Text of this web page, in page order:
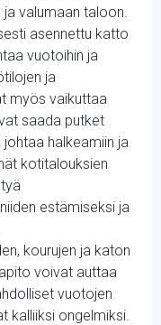
valumaan taloon.
asennettu katto
vuotoihin ja
ja
myös vaikuttaa
saada putket
halkeamiin ja
kotitalouksien
estämiseksi ja
kourujen ja katon
voivat auttaa
vuotojen
kalliiksi ongelmiksi.